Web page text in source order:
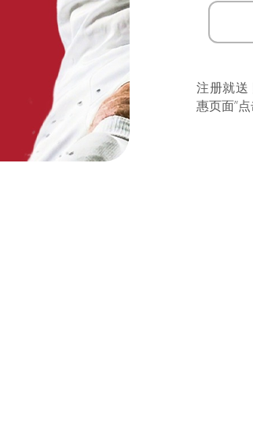
注册就送
惠页面”